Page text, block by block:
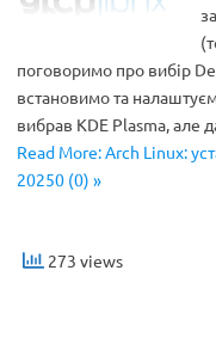
поговоримо про вибір
встановимо та
вибрав KDE Plasma, але
Read More: Arch Linux:
20250 (0) »
273 views